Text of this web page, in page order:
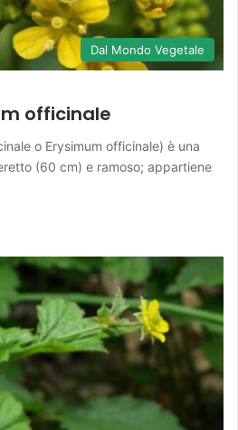
Dal Mondo Vegetale
officinale
o Erysimum officinale) è una
(60 cm) e ramoso; appartiene